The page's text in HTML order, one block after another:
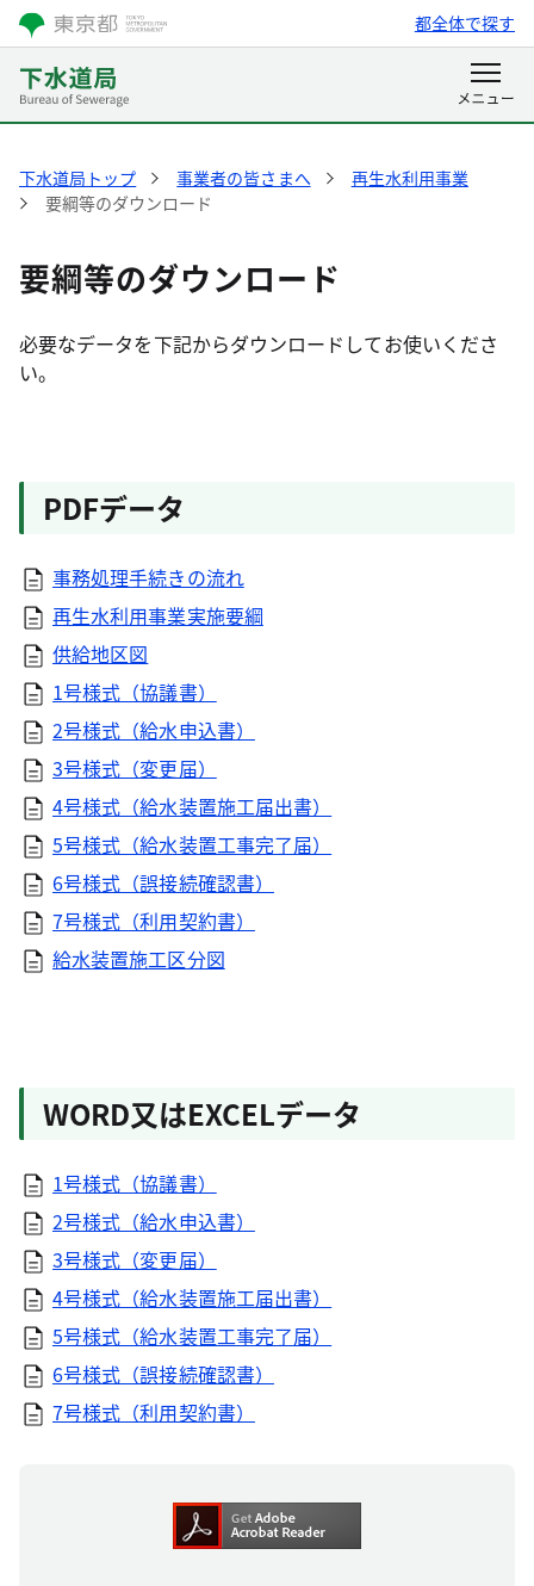
都全体で探す
下水道局トップ 事業者の皆さまへ
再生水利用事業
要綱等のダウンロード
要綱等のダウンロード
必要なデータを下記からダウンロードしてお使いくださ
い。
PDFデータ
事務処理手続きの流れ
再生水利用事業実施要綱
供給地区図
1号様式（協議書）
2号様式（給水申込書）
3号様式（変更届）
4号様式（給水装置施工届出書）
5号様式（給水装置工事完了届）
6号様式（誤接続確認書）
7号様式（利用契約書）
給水装置施工区分図
WORD又はEXCELデータ
1号様式（協議書）
2号様式（給水申込書）
3号様式（変更届）
4号様式（給水装置施工届出書）
5号様式（給水装置工事完了届）
6号様式（誤接続確認書）
7号様式（利用契約書）